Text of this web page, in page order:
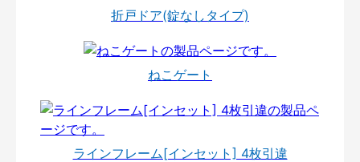
折戸ドア(錠なしタイプ)
ねこゲート
ラインフレーム[インセット] 4枚引違